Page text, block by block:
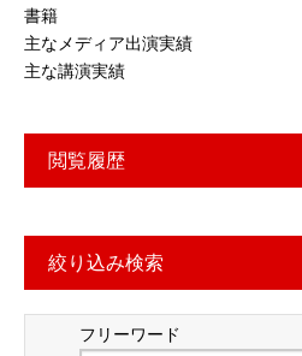
書籍
主なメディア出演実績
主な講演実績
閲覧履歴
絞り込み検索
フリーワード